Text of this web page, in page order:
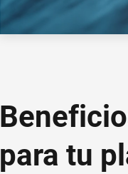
para tu